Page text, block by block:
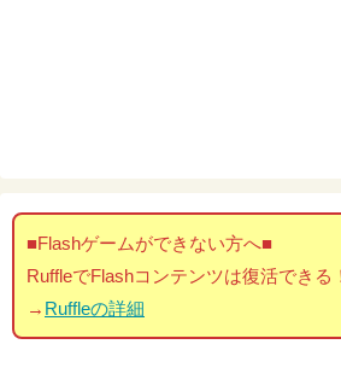
■Flashゲームができない方へ■
RuffleでFlashコンテンツは復活できる
→ Ruffleの詳細